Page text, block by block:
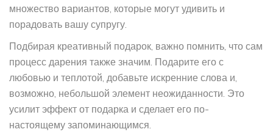
множество вариантов, которые могут удивить и
порадовать вашу супругу.
Подбирая креативный подарок, важно помнить, что сам
процесс дарения также значим. Подарите его с
любовью и теплотой, добавьте искренние слова и,
возможно, небольшой элемент неожиданности. Это
усилит эффект от подарка и сделает его по-
настоящему запоминающимся.